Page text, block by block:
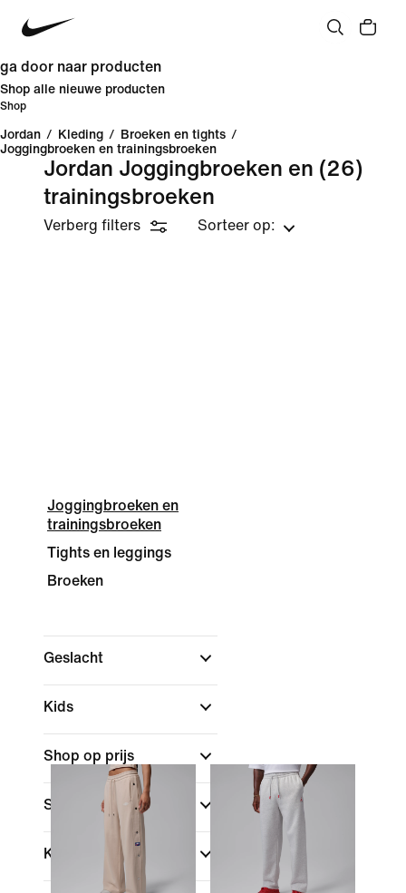
ga door naar producten
Shop alle nieuwe producten
Shop
Jordan / Kleding / Broeken en tights /
Joggingbroeken en trainingsbroeken
Jordan Joggingbroeken en
trainingsbroeken
(26)
Verberg filters Sorteer op:
Joggingbroeken en
trainingsbroeken
Tights en leggings
Broeken
Geslacht
Kids
Shop op prijs
Sale en aanbiedingen
Kleur